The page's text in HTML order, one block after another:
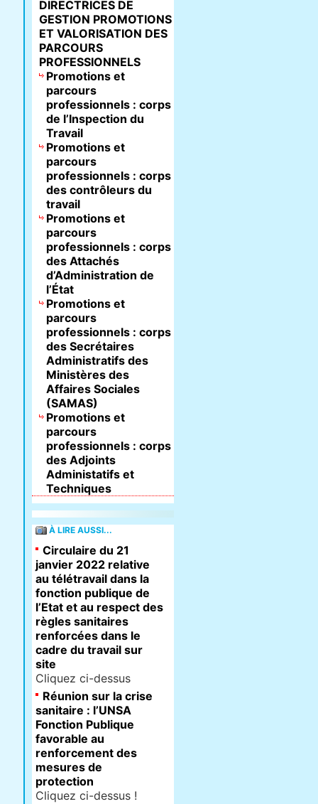
DIRECTRICES DE
GESTION PROMOTIONS
ET VALORISATION DES
PARCOURS
PROFESSIONNELS
Promotions et
parcours
professionnels : corps
de l’Inspection du
Travail
Promotions et
parcours
professionnels : corps
des contrôleurs du
travail
Promotions et
parcours
professionnels : corps
des Attachés
d’Administration de
l’État
Promotions et
parcours
professionnels : corps
des Secrétaires
Administratifs des
Ministères des
Affaires Sociales
(SAMAS)
Promotions et
parcours
professionnels : corps
des Adjoints
Administatifs et
Techniques
À LIRE AUSSI...
Circulaire du 21
janvier 2022 relative
au télétravail dans la
fonction publique de
l’Etat et au respect des
règles sanitaires
renforcées dans le
cadre du travail sur
site
Cliquez ci-dessus
Réunion sur la crise
sanitaire : l’UNSA
Fonction Publique
favorable au
renforcement des
mesures de
protection
Cliquez ci-dessus !